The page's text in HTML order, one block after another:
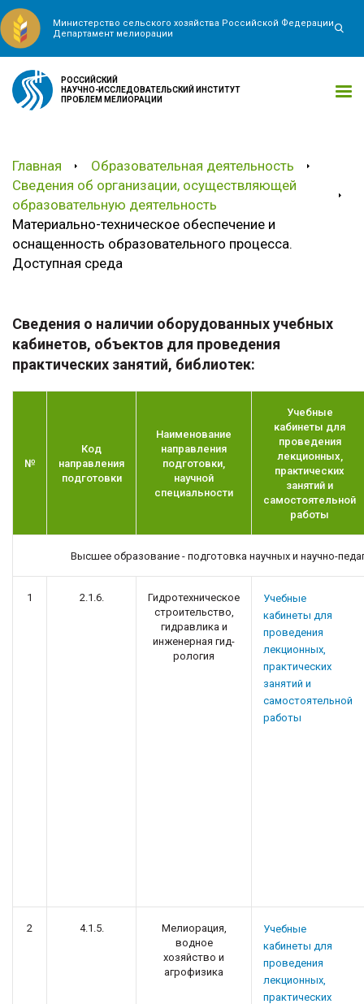
Министерство сельского хозяйства Российской Федерации
Департамент мелиорации
РОССИЙСКИЙ
НАУЧНО-ИССЛЕДОВАТЕЛЬСКИЙ ИНСТИТУТ
ПРОБЛЕМ МЕЛИОРАЦИИ
Главная
Образовательная деятельность
Сведения об организации, осуществляющей
образовательную деятельность
Материально-техническое обеспечение и
оснащенность образовательного процесса.
Доступная среда
Сведения о наличии оборудованных учебных
кабинетов, объектов для проведения
практических занятий, библиотек:
№
Код
направления
подготовки
Наименование
направления
подготовки,
научной
специальности
Учебные
кабинеты для
проведения
лекционных,
практических
занятий и
самостоятельной
работы
Высшее образование - подготовка научных и научно-
1 2.1.6.
Гидротехническое
строительство,
гидравлика и
инженерная гид-
рология
Учебные
кабинеты для
проведения
лекционных,
практических
занятий и
самостоятельной
работы
2 4.1.5.
Мелиорация,
водное
хозяйство и
агрофизика
Учебные
кабинеты для
проведения
лекционных,
практических